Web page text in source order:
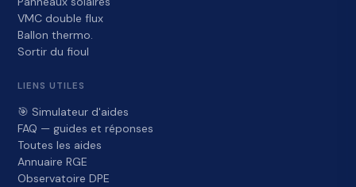
VMC double flux
Ballon thermo.
Sortir du fioul
LIENS UTILES
🎯 Simulateur d'aides
FAQ — guides et réponses
Toutes les aides
Annuaire RGE
Observatoire DPE